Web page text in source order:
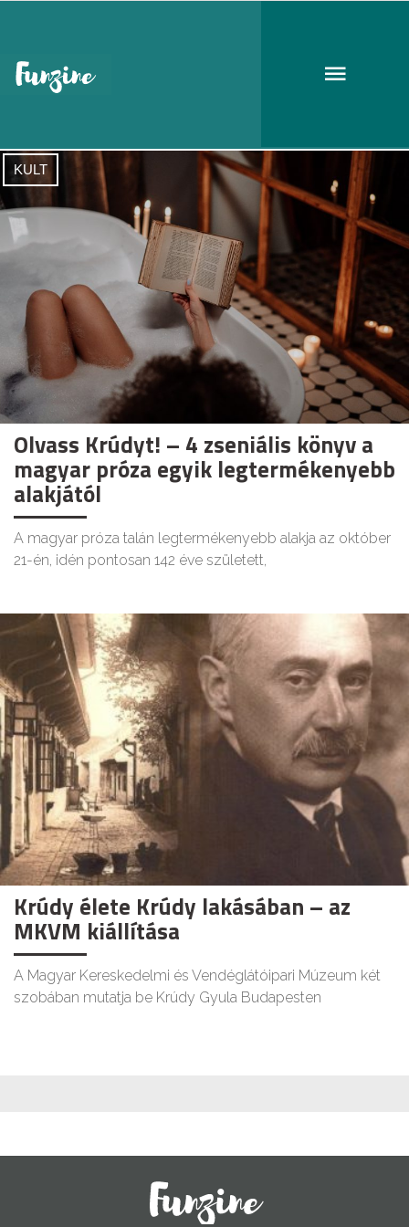
Krúdy Gyula
KULT
Olvass Krúdyt! – 4 zseniális könyv a
magyar próza egyik legtermékenyebb
alakjától
A magyar próza talán legtermékenyebb alakja az október
21-én, idén pontosan 142 éve született,
Krúdy élete Krúdy lakásában – az
MKVM kiállítása
A Magyar Kereskedelmi és Vendéglátóipari Múzeum két
szobában mutatja be Krúdy Gyula Budapesten